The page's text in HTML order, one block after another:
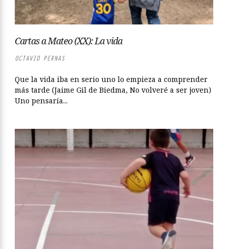
Cartas a Mateo (XX): La vida
OCTAVIO PERNAS
Que la vida iba en serio uno lo empieza a comprender
más tarde (Jaime Gil de Biedma, No volveré a ser joven)
Uno pensaría...